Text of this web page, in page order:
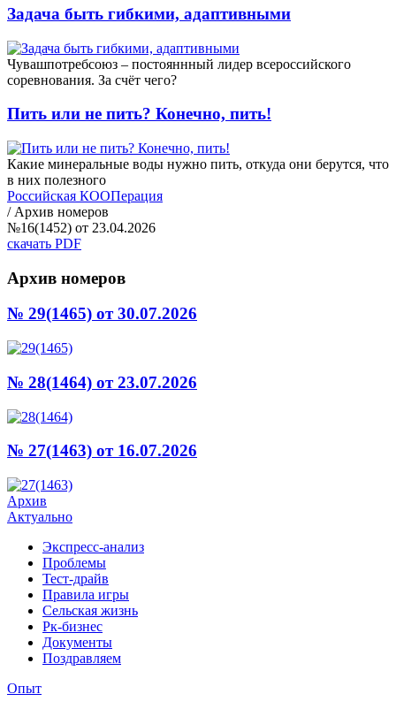
Задача быть гибкими, адаптивными
Чувашпотребсоюз – постояннный лидер всероссийского
соревнования. За счёт чего?
Пить или не пить? Конечно, пить!
Какие минеральные воды нужно пить, откуда они берутся, что
в них полезного
Российская КООПерация
/ Архив номеров
№16(1452) от 23.04.2026
скачать PDF
Архив номеров
№ 29(1465) от 30.07.2026
№ 28(1464) от 23.07.2026
№ 27(1463) от 16.07.2026
Архив
Актуально
Экспресс-анализ
Проблемы
Тест-драйв
Правила игры
Сельская жизнь
Рк-бизнес
Документы
Поздравляем
Опыт